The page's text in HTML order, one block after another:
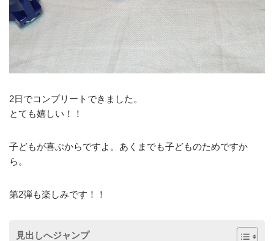
2日でコンプリートできました。
とても嬉しい！！
子どもが喜ぶからですよ。あくまでも子どものためですか
ら。
第2弾も楽しみです！！
見出しへジャンプ